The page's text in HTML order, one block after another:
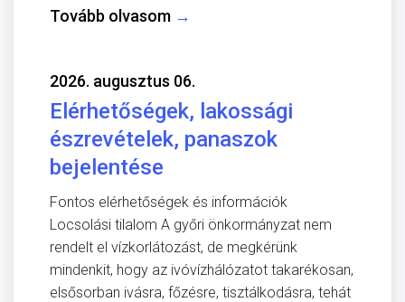
Tovább olvasom →
2026. augusztus 06.
Elérhetőségek, lakossági
észrevételek, panaszok
bejelentése
Fontos elérhetőségek és információk
Locsolási tilalom A győri önkormányzat nem
rendelt el vízkorlátozást, de megkérünk
mindenkit, hogy az ivóvízhálózatot takarékosan,
elsősorban ivásra, főzésre, tisztálkodásra, tehát